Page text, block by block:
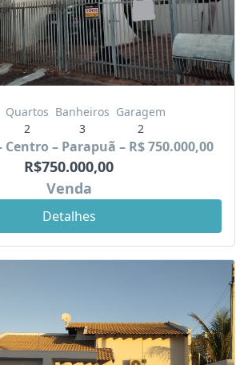
Quartos
2
Banheiros
3
Garagem
2
Centro – Parapuã – R$ 750.000,00
R$750.000,00
Venda
Detalhes